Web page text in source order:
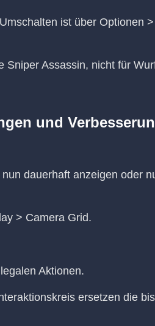
ist über Optionen
Sniper Assassin, nicht für
und
dauerhaft anzeigen oder
> Camera Grid.
Aktionen.
ersetzen die